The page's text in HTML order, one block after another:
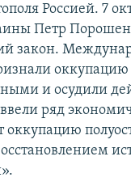
Россией. 7
Петр
закон.
и осудили
ряд
оккупацию